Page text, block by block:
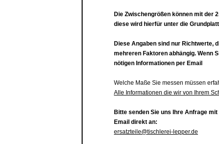
Die Zwischengrößen können mit der
diese wird hierfür unter die
Diese Angaben sind nur Richtwerte,
mehreren Faktoren abhängig. Wenn
nötigen Informationen per Email
Welche Maße Sie messen müssen
Alle Informationen die wir von Ihrem
Bitte senden Sie uns Ihre Anfrage
Email direkt an:
ersatzteile@tischlerei-lepper.de